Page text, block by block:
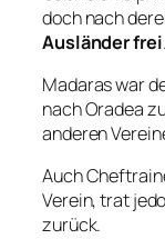
doch nach
Ausländer frei.
Madaras war
nach Oradea
anderen
Auch
Verein, trat
zurück.